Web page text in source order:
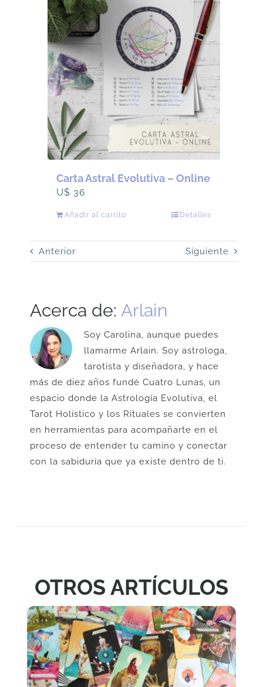
72.
Carta Astral Evolutiva – Online
U$ 36
Añadir al carrito Detalles
Anterior Siguiente
Acerca de:Arlain
Soy Carolina, aunque puedes
llamarme Arlain. Soy astrologa,
tarotista y diseñadora, y hace
más de diez años fundé Cuatro Lunas, un
espacio donde la Astrología Evolutiva, el
Tarot Holístico y los Rituales se convierten
en herramientas para acompañarte en el
proceso de entender tu camino y conectar
con la sabiduría que ya existe dentro de ti.
OTROS ARTÍCULOS